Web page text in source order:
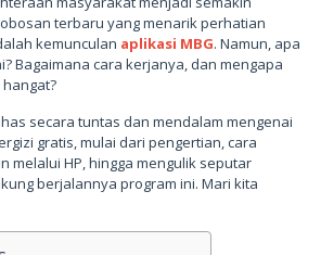
terbaru yang menarik perhatian
kemunculan aplikasi MBG. Namun, apa
Bagaimana cara kerjanya, dan mengapa
secara tuntas dan mendalam mengenai
gratis, mulai dari pengertian, cara
melalui HP, hingga mengulik seputar
berjalannya program ini. Mari kita